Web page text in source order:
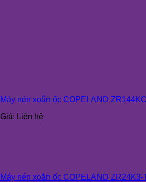
Máy nén xoắn ốc COPELAND
Giá: Liên hệ
Máy nén xoắn ốc COPELAND ZR24K3-